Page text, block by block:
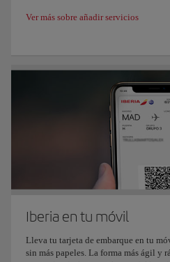
Ver más sobre añadir servicios
Iberia en tu móvil
Lleva tu tarjeta de embarque en tu
sin más papeles. La forma más ágil y